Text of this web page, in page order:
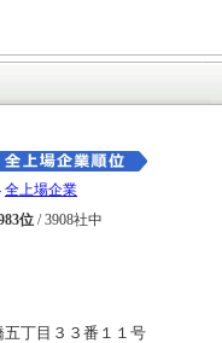
全上場企業
位 / 3908社中
丁目３３番１１号